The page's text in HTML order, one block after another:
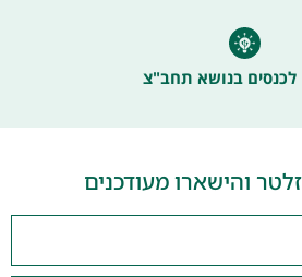
לכנסים בנושא תחב"צ
והישארו מעודכנים